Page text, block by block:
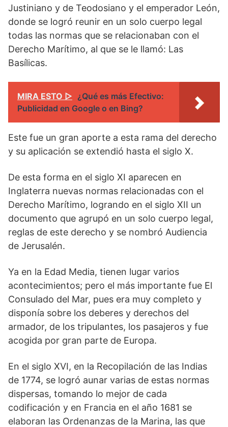
Justiniano y de Teodosiano y el emperador León,
donde se logró reunir en un solo cuerpo legal
todas las normas que se relacionaban con el
Derecho Marítimo, al que se le llamó: Las
Basílicas.
MIRA ESTO ▷ ¿Qué es más Efectivo:
Publicidad en Google o en Bing?
Este fue un gran aporte a esta rama del derecho
y su aplicación se extendió hasta el siglo X.
De esta forma en el siglo XI aparecen en
Inglaterra nuevas normas relacionadas con el
Derecho Marítimo, logrando en el siglo XII un
documento que agrupó en un solo cuerpo legal,
reglas de este derecho y se nombró Audiencia
de Jerusalén.
Ya en la Edad Media, tienen lugar varios
acontecimientos; pero el más importante fue El
Consulado del Mar, pues era muy completo y
disponía sobre los deberes y derechos del
armador, de los tripulantes, los pasajeros y fue
acogida por gran parte de Europa.
En el siglo XVI, en la Recopilación de las Indias
de 1774, se logró aunar varias de estas normas
dispersas, tomando lo mejor de cada
codificación y en Francia en el año 1681 se
elaboran las Ordenanzas de la Marina, las que